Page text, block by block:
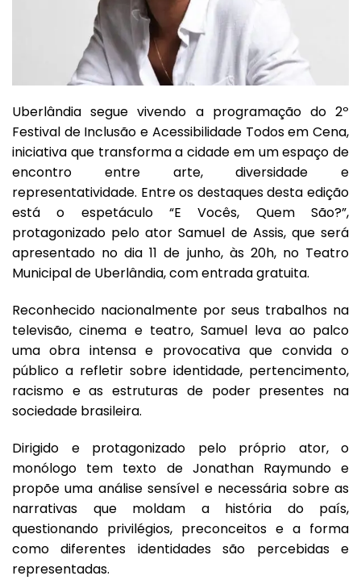
Uberlândia segue vivendo a programação do 2º
Festival de Inclusão e Acessibilidade Todos em Cena,
iniciativa que transforma a cidade em um espaço de
encontro entre arte, diversidade e
representatividade. Entre os destaques desta edição
está o espetáculo “E Vocês, Quem São?”,
protagonizado pelo ator Samuel de Assis, que será
apresentado no dia 11 de junho, às 20h, no Teatro
Municipal de Uberlândia, com entrada gratuita.
Reconhecido nacionalmente por seus trabalhos na
televisão, cinema e teatro, Samuel leva ao palco
uma obra intensa e provocativa que convida o
público a refletir sobre identidade, pertencimento,
racismo e as estruturas de poder presentes na
sociedade brasileira.
Dirigido e protagonizado pelo próprio ator, o
monólogo tem texto de Jonathan Raymundo e
propõe uma análise sensível e necessária sobre as
narrativas que moldam a história do país,
questionando privilégios, preconceitos e a forma
como diferentes identidades são percebidas e
representadas.